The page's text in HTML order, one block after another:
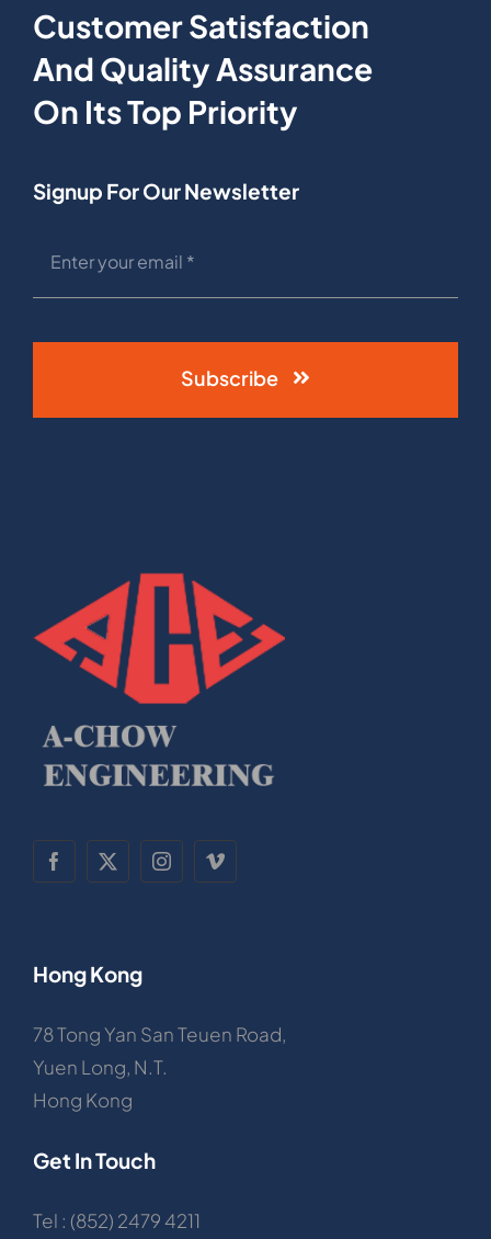
Customer Satisfaction
And Quality Assurance
On Its Top Priority
Signup For Our Newsletter
Subscribe
Hong Kong
78 Tong Yan San Teuen Road,
Yuen Long, N.T.
Hong Kong
Get In Touch
Tel : (852) 2479 4211